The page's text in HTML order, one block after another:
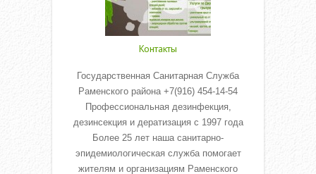
Контакты
Государственная Санитарная Служба
Раменского района +7(916) 454-14-54
Профессиональная дезинфекция,
дезинсекция и дератизация с 1997 года
Более 25 лет наша санитарно-
эпидемиологическая служба помогает
жителям и организациям Раменского